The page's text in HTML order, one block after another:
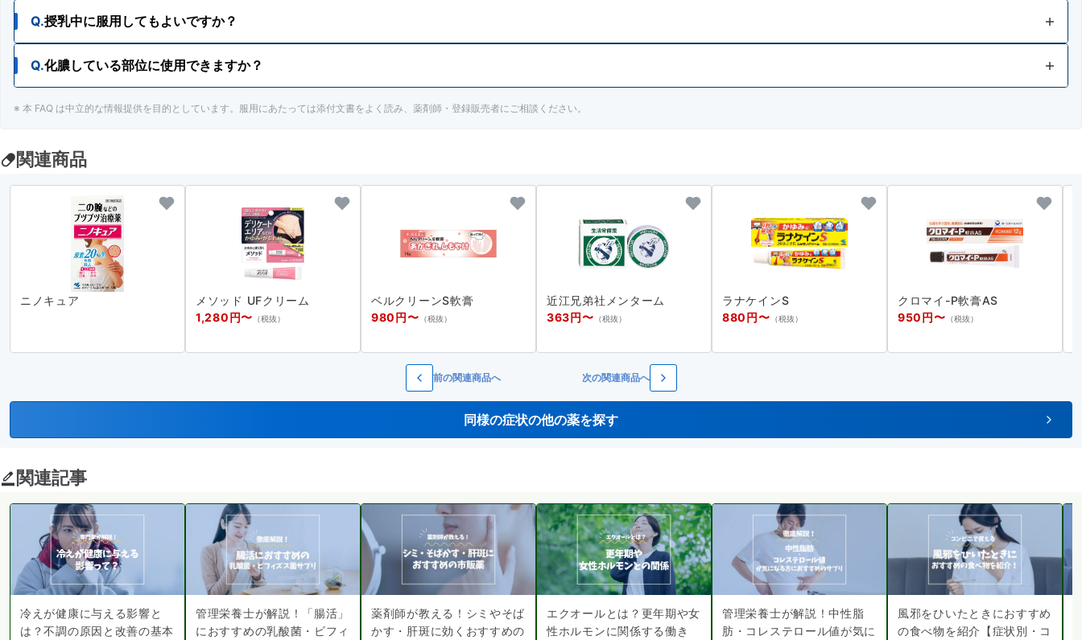
A.使用が検討できます。ただし、安易な使用は避け、主治医にご相談ください。
Q.授乳中に服用してもよいですか？
A.使用が検討できます。ただし、安易な使用は避け、主治医にご相談ください。
Q.化膿している部位に使用できますか？
A.化膿している患部には使用をさけてください
※ 本 FAQ は中立的な情報提供を目的としています。服用にあたっては添付文書をよく読み、薬剤師・登録販売者にご相談ください。
関連商品
ニノキュア
メソッド UFクリーム
1,280円〜 （税抜）
ベルクリーンS軟膏
980円〜 （税抜）
近江兄弟社メンターム
363円〜 （税抜）
ラナケインS
880円〜 （税抜）
クロマイ-P軟膏AS
950円〜 （税抜）
前の関連商品へ 次の関連商品へ
同様の症状の他の薬を探す
関連記事
冷えが健康に与える影響と
は？不調の原因と改善の基本
管理栄養士が解説！「腸活」
におすすめの乳酸菌・ビフィ
薬剤師が教える！シミやそば
かす・肝斑に効くおすすめの
エクオールとは？更年期や女
性ホルモンに関係する働き
管理栄養士が解説！中性脂
肪・コレステロール値が気に
風邪をひいたときにおすすめ
の食べ物を紹介【症状別・コ